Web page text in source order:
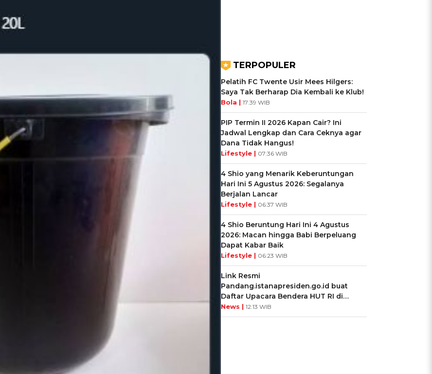
TERPOPULER
Pelatih FC Twente Usir Mees Hilgers:
Saya Tak Berharap Dia Kembali ke Klub!
Bola | 17:39 WIB
PIP Termin II 2026 Kapan Cair? Ini
Jadwal Lengkap dan Cara Ceknya agar
Dana Tidak Hangus!
Lifestyle | 07:36 WIB
4 Shio yang Menarik Keberuntungan
Hari Ini 5 Agustus 2026: Segalanya
Berjalan Lancar
Lifestyle | 06:37 WIB
4 Shio Beruntung Hari Ini 4 Agustus
2026: Macan hingga Babi Berpeluang
Dapat Kabar Baik
Lifestyle | 06:23 WIB
Link Resmi
Pandang.istanapresiden.go.id buat
Daftar Upacara Bendera HUT RI di
Istana Negara
News | 12:13 WIB